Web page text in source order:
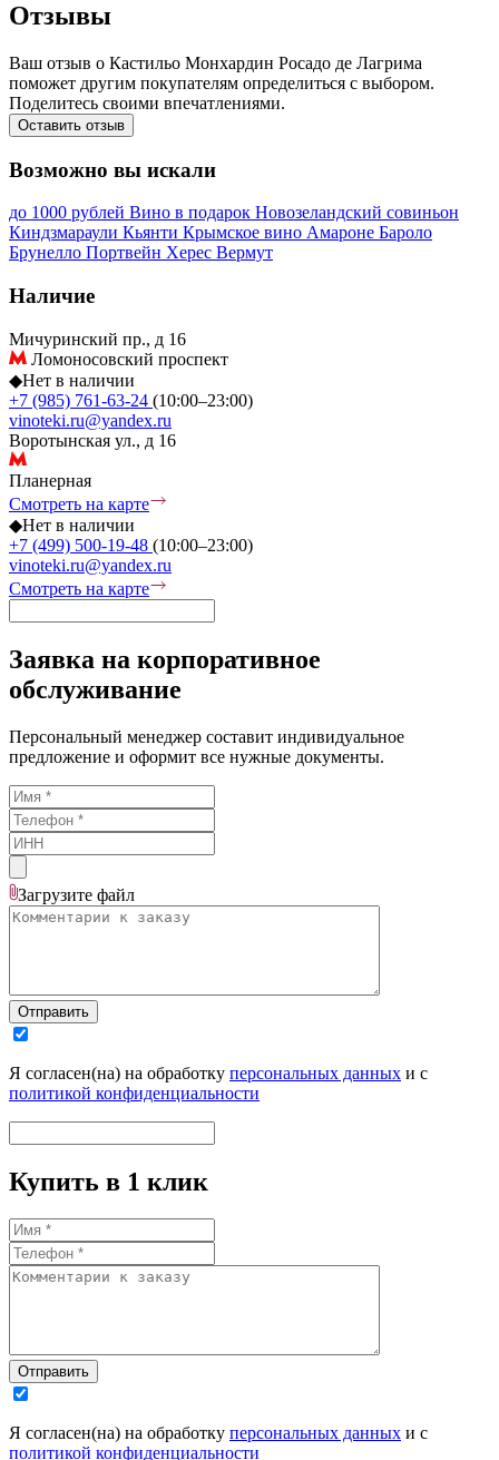
Отзывы
Ваш отзыв о Кастильо Монхардин Росадо де Лагрима
поможет другим покупателям определиться с выбором.
Поделитесь своими впечатлениями.
Оставить отзыв
Возможно вы искали
до 1000 рублей Вино в подарок Новозеландский совиньон
Киндзмараули Кьянти Крымское вино Амароне Бароло
Брунелло Портвейн Херес Вермут
Наличие
Мичуринский пр., д 16
Ломоносовский проспект
◆Нет в наличии
+7 (985) 761-63-24 (10:00–23:00)
vinoteki.ru@yandex.ru
Воротынская ул., д 16
Планерная
Смотреть на карте
◆Нет в наличии
+7 (499) 500-19-48 (10:00–23:00)
vinoteki.ru@yandex.ru
Смотреть на карте
Заявка на корпоративное
обслуживание
Персональный менеджер составит индивидуальное
предложение и оформит все нужные документы.
Загрузите файл
Отправить
Я согласен(на) на обработку персональных данных и с
политикой конфиденциальности
Купить в 1 клик
Отправить
Я согласен(на) на обработку персональных данных и с
политикой конфиденциальности